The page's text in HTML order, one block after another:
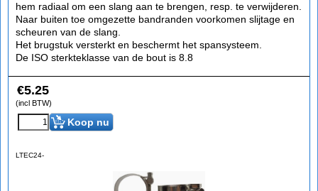
hem radiaal om een slang aan te brengen, resp. te verwijderen.
Naar buiten toe omgezette bandranden voorkomen slijtage en
scheuren van de slang.
Het brugstuk versterkt en beschermt het spansysteem.
De ISO sterkteklasse van de bout is 8.8
€5.25
(incl BTW)
Koop nu
LTEC24-